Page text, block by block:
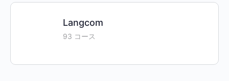
Langcom
93 コース